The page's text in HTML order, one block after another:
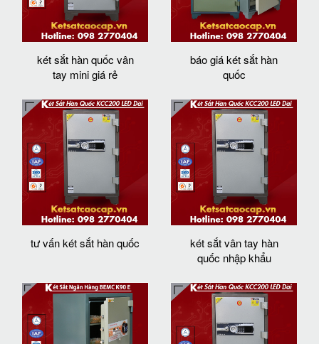
két sắt hàn quốc vân
tay mini giá rẻ
báo giá két sắt hàn
quốc
tư vấn két sắt hàn quốc
két sắt vân tay hàn
quốc nhập khẩu